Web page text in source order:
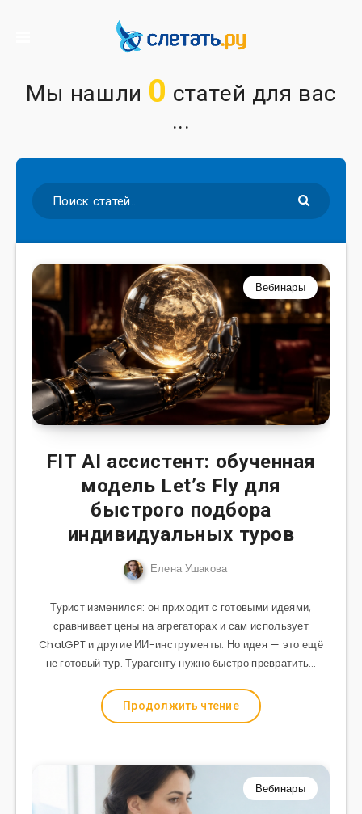
Мы нашли 0 статей для вас
...
Вебинары
FIT AI ассистент: обученная
модель Let’s Fly для
быстрого подбора
индивидуальных туров
Елена Ушакова
Турист изменился: он приходит с готовыми идеями,
сравнивает цены на агрегаторах и сам использует
ChatGPT и другие ИИ-инструменты. Но идея — это ещё
не готовый тур. Турагенту нужно быстро превратить…
Продолжить чтение
Вебинары